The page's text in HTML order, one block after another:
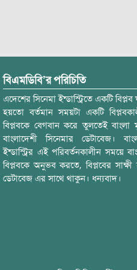
বিএমডিবি’র পরিচিতি
এদেশের সিনেমা ইন্ডাস্ট্রিতে একটি
হয়তো বর্তমান সময়টা একটি
বিপ্লবকে বেগবান করে তুলতেই বাংলা
বাংলাদেশী সিনেমার ডেটাবেজ।
ইন্ডাস্ট্রির এই পরিবর্তনকালীন সময়ে
বিপ্লবকে অনুভব করতে, বিপ্লবের সাক্ষী
ডেটাবেজ এর সাথে থাকুন। ধন্যবাদ।